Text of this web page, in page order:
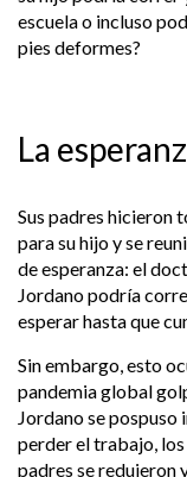
escuela o incluso
pies deformes?
La
Sus padres hicieron
para su hijo y se
de esperanza: el
Jordano podría
esperar hasta que
Sin embargo, esto
pandemia global
Jordano se
perder el trabajo, los
padres se redujeron